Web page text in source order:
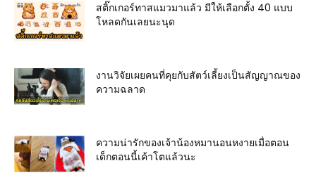
สติ๊กเกอร์ทาสแมวมาแล้ว มีให้เลือกตั้ง 40 แบบ
โหลดกันเลยนะนุด
งานวิจัยเผยคนที่คุยกับสัตว์เลี้ยงเป็นสัญญาณของ
ความฉลาด
ความน่ารักของเจ้าน้องหมานอนหงายเมื่อตอน
เด็กตอนนี้เค้าโตแล้วนะ